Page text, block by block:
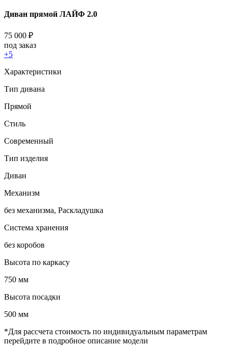
Диван прямой ЛАЙФ 2.0
75 000 ₽
под заказ
+5
Характеристики
Тип дивана
Прямой
Стиль
Современный
Тип изделия
Диван
Механизм
без механизма, Раскладушка
Система хранения
без коробов
Высота по каркасу
750 мм
Высота посадки
500 мм
*Для рассчета стоимость по индивидуальным параметрам
перейдите в подробное описание модели